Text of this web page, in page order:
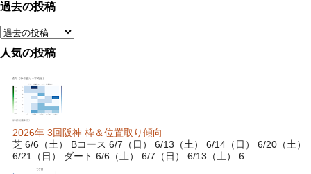
過去の投稿
人気の投稿
2026年 3回阪神 枠＆位置取り傾向
芝 6/6（土） Bコース 6/7（日） 6/13（土） 6/14（日） 6/20（土）
6/21（日） ダート 6/6（土） 6/7（日） 6/13（土） 6...